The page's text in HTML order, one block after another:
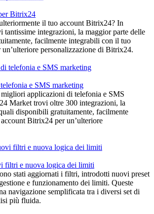
Bitrix24
il tuo account Bitrix24? In
integrazioni, la maggior parte delle
facilmente integrabili con il tuo
personalizzazione di Bitrix24.
e SMS marketing
applicazioni di telefonia e SMS
Market trovi oltre 300 integrazioni, la
disponibili gratuitamente, facilmente
Bitrix24 per un’ulteriore
filtri e nuova logica dei limiti
stati aggiornati i filtri, introdotti nuovi preset
e funzionamento dei limiti. Queste
navigazione semplificata tra i diversi set di
più fluida.